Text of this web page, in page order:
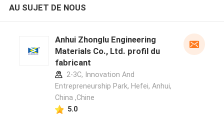
AU SUJET DE NOUS
Anhui Zhonglu Engineering
Materials Co., Ltd. profil du
fabricant
2-3C, Innovation And
Entrepreneurship Park, Hefei, Anhui,
China ,Chine
5.0